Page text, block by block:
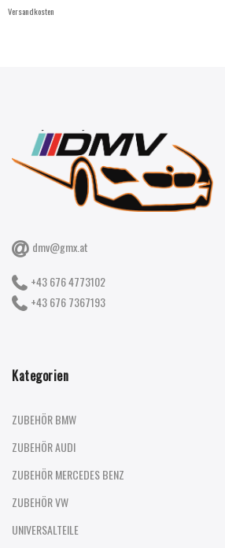
Versandkosten
dmv@gmx.at
+43 676 4773102
+43 676 7367193
Kategorien
ZUBEHÖR BMW
ZUBEHÖR AUDI
ZUBEHÖR MERCEDES BENZ
ZUBEHÖR VW
UNIVERSALTEILE